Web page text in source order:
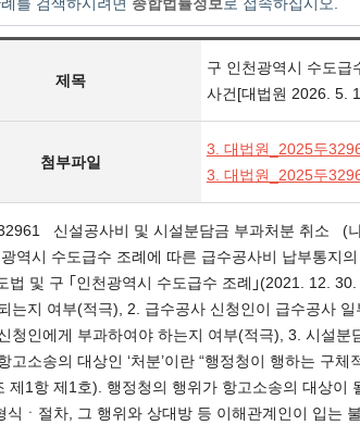
제목
구 인천광역시 수도급
사건[대법원 2026. 5.
첨부파일
3. 대법원_2025두
3. 대법원_2025두
신설공사비 및 시설분담금 부과처분 취소 (
역시 수도급수 조례에 따른 급수공사비 납부통지
및 구 ｢인천광역시 수도급수 조례｣(2021. 12. 30.
는지 여부(적극), 2. 급수공사 신청인이 급수공사
청인에게 부과하여야 하는지 여부(적극), 3. 시설
고소송의 대상인 ‘처분’이란 “행정청이 행하는 구
제1항 제1호). 행정청의 행위가 항고소송의 대상이
식ㆍ절차, 그 행위와 상대방 등 이해관계인이 입는